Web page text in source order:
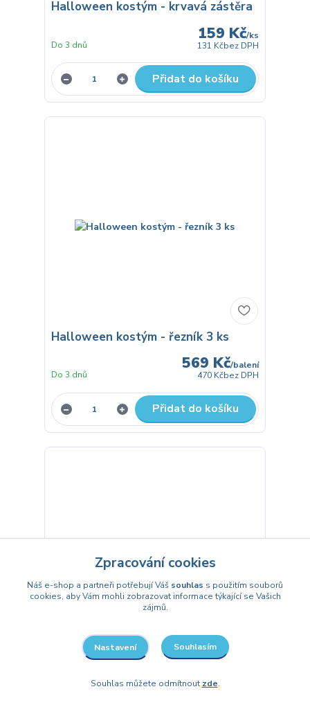
Halloween kostým - krvavá zástěra
159 Kč/ks
131 Kčbez DPH
Do 3 dnů
Přidat do košíku
Halloween kostým - řezník 3 ks
569 Kč/balení
470 Kčbez DPH
Do 3 dnů
Přidat do košíku
355 Kč
Zpracování cookies
Náš e-shop a partneři potřebují Váš souhlas s použitím souborů
cookies, aby Vám mohli zobrazovat informace týkající se Vašich
zájmů.
Nastavení Souhlasím
Souhlas můžete odmítnout zde.